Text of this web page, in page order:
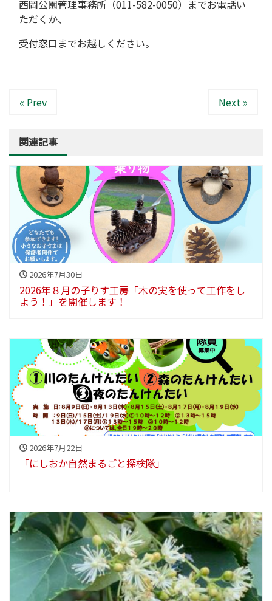
西岡公園管理事務所（011-582-0050）までお電話い
ただくか、
受付窓口までお越しください。
« Prev Next »
関連記事
2026年7月30日
2026年８月の子りす工房「木の実を使って工作をし
よう！」を開催します！
2026年7月22日
「にしおか自然まるごと探検隊」